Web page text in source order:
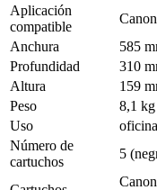
Aplicación
compatible
Anchura
585
Profundidad
310
Altura
159
Peso
8,1 kg
Uso
oficina
Número de
cartuchos
5